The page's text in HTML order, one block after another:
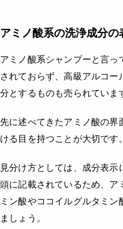
アミノ酸系の洗浄成分
アミノ酸系シャンプーと言
されておらず、高級アルコ
分とするものも売られていま
先に述べてきたアミノ酸の
ける目を持つことが大切です。
見分け方としては、成分表
頭に記載されているため、ア
ミン酸やココイルグルタミ
ましょう。